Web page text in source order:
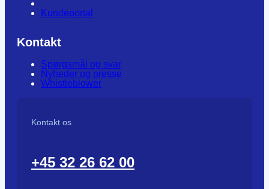
Kundeportal
Kontakt
Spørgsmål og svar
Nyheder og presse
Whistleblower
Kontakt os
+45 32 26 62 00